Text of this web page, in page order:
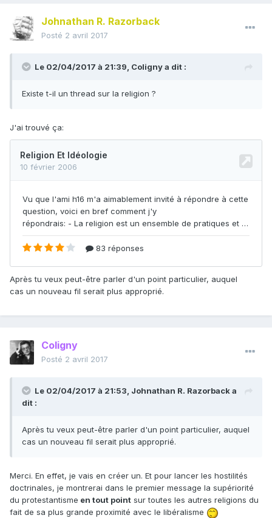
Johnathan R. Razorback
Posté 2 avril 2017
Le 02/04/2017 à 21:39, Colignya dit :
Existe t-il un thread sur la religion ?
J'ai trouvé ça:
Après tu veux peut-être parler d'un point particulier, auquel
cas un nouveau fil serait plus approprié.
Coligny
Posté 2 avril 2017
Le 02/04/2017 à 21:53, Johnathan R. Razorbacka
dit :
Après tu veux peut-être parler d'un point particulier, auquel
cas un nouveau fil serait plus approprié.
Merci. En effet, je vais en créer un. Et pour lancer les hostilités
doctrinales, je montrerai dans le premier message la supériorité
du protestantisme en tout point sur toutes les autres religions du
fait de sa plus grande proximité avec le libéralisme